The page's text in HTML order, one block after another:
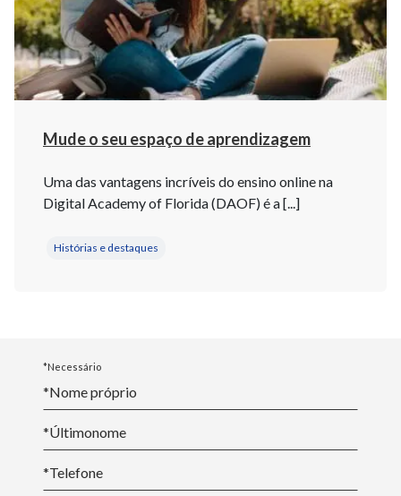
Mude o seu espaço de aprendizagem
Uma das vantagens incríveis do ensino online na
Digital Academy of Florida (DAOF) é a [...]
Histórias e destaques
*Necessário
*Nomepróprio
*Últimonome
*Telefone